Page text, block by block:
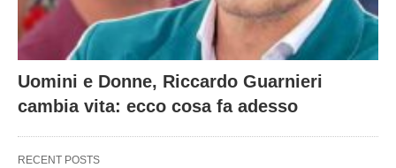
Uomini e Donne, Riccardo Guarnieri
cambia vita: ecco cosa fa adesso
RECENT POSTS